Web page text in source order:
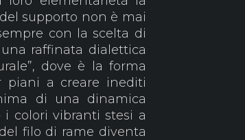
supporto non è mai
con la scelta di
raffinata dialettica
dove è la forma
piani a creare inediti
di una dinamica
colori vibranti stesi a
filo di rame diventa